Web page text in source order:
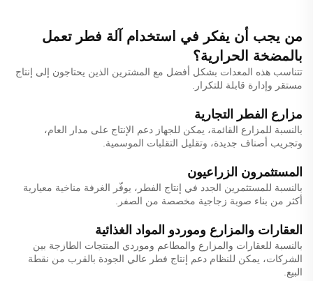
من يجب أن يفكر في استخدام آلة فطر تعمل
بالمضخة الحرارية؟
تتناسب هذه المعدات بشكل أفضل مع المشترين الذين يحتاجون إلى إنتاج
مستقر وإدارة قابلة للتكرار.
مزارع الفطر التجارية
بالنسبة للمزارع القائمة، يمكن للجهاز دعم الإنتاج على مدار العام،
وتجريب أصناف جديدة، وتقليل التقلبات الموسمية.
المستثمرون الزراعيون
بالنسبة للمستثمرين الجدد في إنتاج الفطر، يوفّر الغرفة مناخية معيارية
أكثر من بناء صوبة زجاجية مخصصة من الصفر.
العقارات والمزارع وموردو المواد الغذائية
بالنسبة للعقارات والمزارع والمطاعم وموردي المنتجات الطازجة بين
الشركات، يمكن للنظام دعم إنتاج فطر عالي الجودة بالقرب من نقطة
البيع.